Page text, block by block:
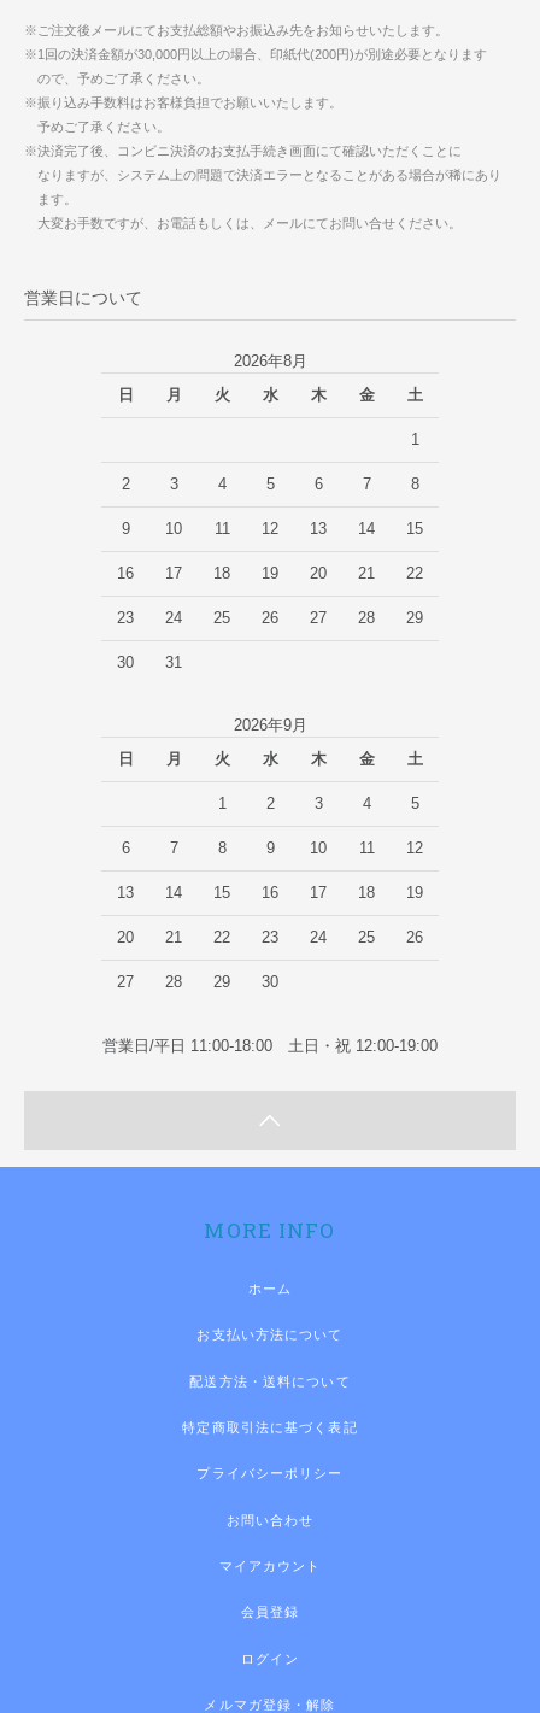
※ご注文後メールにてお支払総額やお振込み先をお知らせいたします。
※1回の決済金額が30,000円以上の場合、印紙代(200円)が別途必要となります
ので、予めご了承ください。
※振り込み手数料はお客様負担でお願いいたします。
予めご了承ください。
※決済完了後、コンビニ決済のお支払手続き画面にて確認いただくことに
なりますが、システム上の問題で決済エラーとなることがある場合が稀にあり
ます。
大変お手数ですが、お電話もしくは、メールにてお問い合せください。
営業日について
2026年8月
日
月 火 水 木 金 土
1
2 3 4 5 6 7 8
9 10 11 12 13 14 15
16 17 18 19 20 21 22
23 24 25 26 27 28 29
30 31
2026年9月
日
月 火 水 木 金 土
1 2 3 4 5
6 7 8 9 10 11 12
13 14 15 16 17 18 19
20 21 22 23 24 25 26
27 28 29 30
営業日/平日 11:00-18:00 土日・祝 12:00-19:00
MORE INFO
ホーム
お支払い方法について
配送方法・送料について
特定商取引法に基づく表記
プライバシーポリシー
お問い合わせ
マイアカウント
会員登録
ログイン
メルマガ登録・解除